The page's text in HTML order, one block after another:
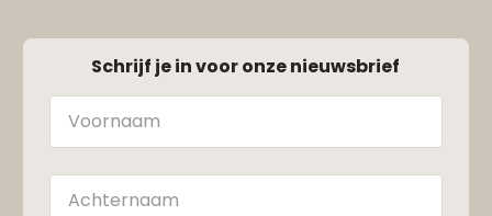
Schrijf je in voor onze nieuwsbrief
Naam
Achternaam